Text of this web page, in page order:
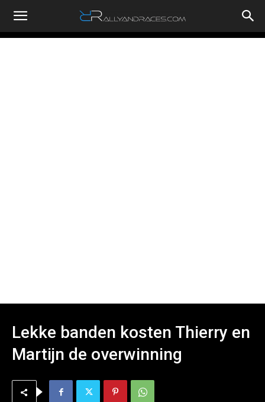
RallyandRaces.com
Lekke banden kosten Thierry en
Martijn de overwinning